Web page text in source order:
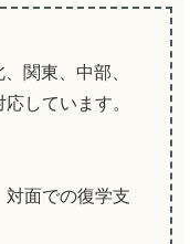
関東、中部、
しています。
対面での復学支